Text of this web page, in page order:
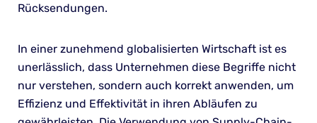
Rücksendungen.
In einer zunehmend globalisierten Wirtschaft ist es
unerlässlich, dass Unternehmen diese Begriffe nicht
nur verstehen, sondern auch korrekt anwenden, um
Effizienz und Effektivität in ihren Abläufen zu